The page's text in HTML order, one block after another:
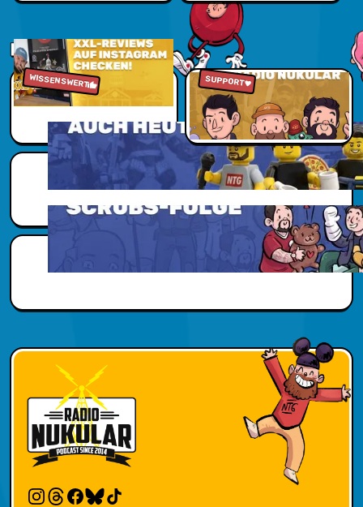
Jetzt sparen
NUKUVERSUM
Zu den Reviews
WISSENSWERT
Scubs Zusatzwissen
Jetzt reinhören
SUPPORT